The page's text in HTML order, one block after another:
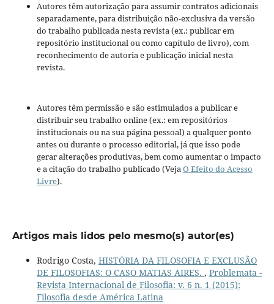
Autores têm autorização para assumir contratos adicionais
separadamente, para distribuição não-exclusiva da versão
do trabalho publicada nesta revista (ex.: publicar em
repositório institucional ou como capítulo de livro), com
reconhecimento de autoria e publicação inicial nesta
revista.
Autores têm permissão e são estimulados a publicar e
distribuir seu trabalho online (ex.: em repositórios
institucionais ou na sua página pessoal) a qualquer ponto
antes ou durante o processo editorial, já que isso pode
gerar alterações produtivas, bem como aumentar o impacto
e a citação do trabalho publicado (VejaO Efeito do Acesso
Livre).
Artigos mais lidos pelo mesmo(s) autor(es)
Rodrigo Costa, HISTÓRIA DA FILOSOFIA E EXCLUSÃO
DE FILOSOFIAS: O CASO MATIAS AIRES. , Problemata -
Revista Internacional de Filosofia: v. 6 n. 1 (2015):
Filosofia desde América Latina